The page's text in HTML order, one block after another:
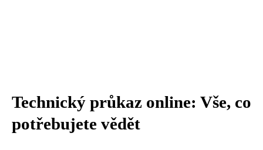
Technický průkaz online: Vše, co
potřebujete vědět